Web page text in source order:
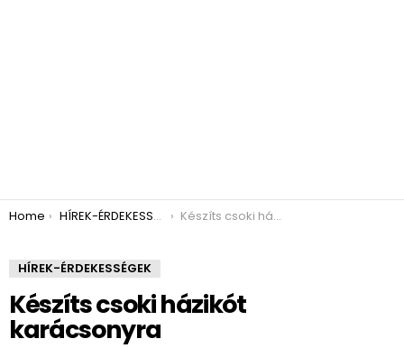
You are here:
Home HÍREK-ÉRDEKESSÉGEK Készíts csoki házikót karácsonyra
HÍREK-ÉRDEKESSÉGEK
Készíts csoki házikót
karácsonyra